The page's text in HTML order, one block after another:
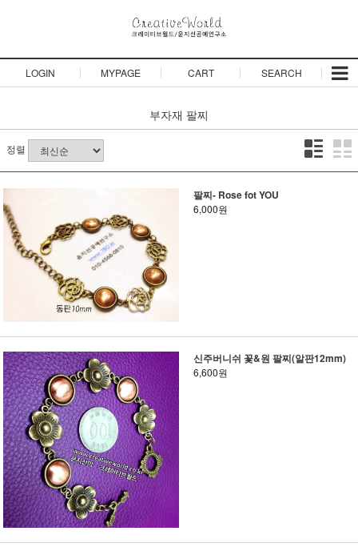
LOGIN MYPAGE CART SEARCH
부자재 팔찌
정렬
팔찌- Rose fot YOU
6,000원
신주버니쉬 꽃&원 팔찌(알판12mm)
6,600원